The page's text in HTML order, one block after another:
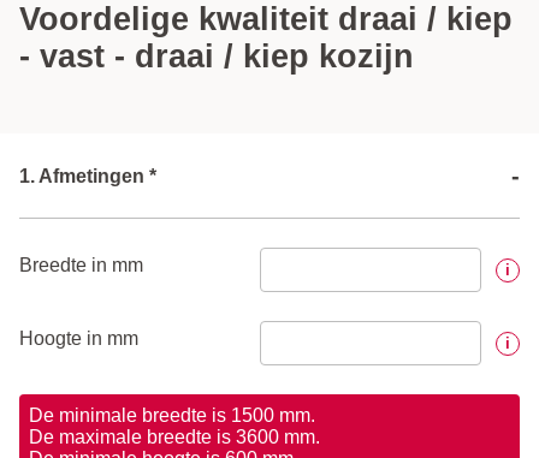
Voordelige kwaliteit draai / kiep
- vast - draai / kiep kozijn
1. Afmetingen * -
Breedte in mm i
Hoogte in mm i
De minimale breedte is 1500 mm.
De maximale breedte is 3600 mm.